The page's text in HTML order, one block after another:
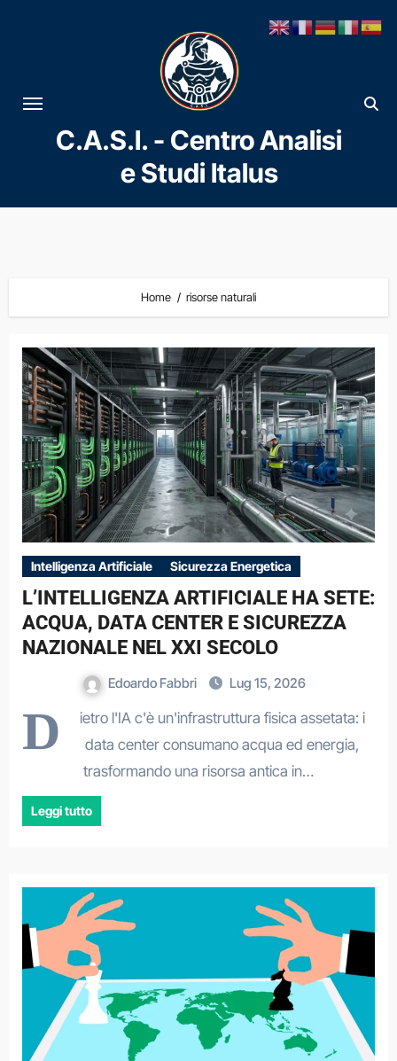
al
contenuto
C.A.S.I. - Centro Analisi
e Studi Italus
Home risorse naturali
Intelligenza Artificiale Sicurezza Energetica
L’INTELLIGENZA ARTIFICIALE HA SETE:
ACQUA, DATA CENTER E SICUREZZA
NAZIONALE NEL XXI SECOLO
Edoardo Fabbri Lug 15, 2026
D
ietro l'IA c'è un'infrastruttura fisica assetata: i
data center consumano acqua ed energia,
trasformando una risorsa antica in…
Leggi tutto